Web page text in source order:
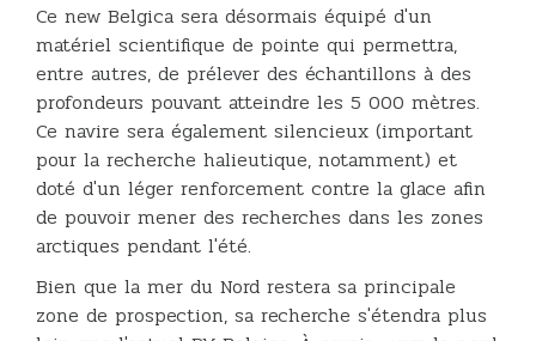
Ce new Belgica sera désormais équipé d'un
matériel scientifique de pointe qui permettra,
entre autres, de prélever des échantillons à des
profondeurs pouvant atteindre les 5 000 mètres.
Ce navire sera également silencieux (important
pour la recherche halieutique, notamment) et
doté d'un léger renforcement contre la glace afin
de pouvoir mener des recherches dans les zones
arctiques pendant l'été.
Bien que la mer du Nord restera sa principale
zone de prospection, sa recherche s'étendra plus